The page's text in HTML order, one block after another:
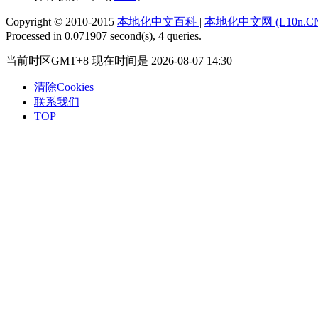
Copyright © 2010-2015 本地化中文百科 | 本地化中文网
Processed in 0.071907 second(s), 4 queries.
当前时区GMT+8 现在时间是 2026-08-07 14:30
清除Cookies
联系我们
TOP